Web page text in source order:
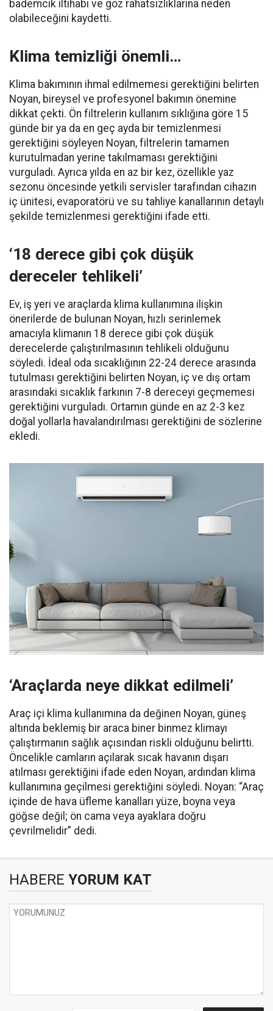
bademcik iltihabı ve göz rahatsızlıklarına neden
olabileceğini kaydetti.
Klima temizliği önemli…
Klima bakımının ihmal edilmemesi gerektiğini belirten
Noyan, bireysel ve profesyonel bakımın önemine
dikkat çekti. Ön filtrelerin kullanım sıklığına göre 15
günde bir ya da en geç ayda bir temizlenmesi
gerektiğini söyleyen Noyan, filtrelerin tamamen
kurutulmadan yerine takılmaması gerektiğini
vurguladı. Ayrıca yılda en az bir kez, özellikle yaz
sezonu öncesinde yetkili servisler tarafından cihazın
iç ünitesi, evaporatörü ve su tahliye kanallarının detaylı
şekilde temizlenmesi gerektiğini ifade etti.
‘18 derece gibi çok düşük
dereceler tehlikeli’
Ev, iş yeri ve araçlarda klima kullanımına ilişkin
önerilerde de bulunan Noyan, hızlı serinlemek
amacıyla klimanın 18 derece gibi çok düşük
derecelerde çalıştırılmasının tehlikeli olduğunu
söyledi. İdeal oda sıcaklığının 22-24 derece arasında
tutulması gerektiğini belirten Noyan, iç ve dış ortam
arasındaki sıcaklık farkının 7-8 dereceyi geçmemesi
gerektiğini vurguladı. Ortamın günde en az 2-3 kez
doğal yollarla havalandırılması gerektiğini de sözlerine
ekledi.
‘Araçlarda neye dikkat edilmeli’
Araç içi klima kullanımına da değinen Noyan, güneş
altında beklemiş bir araca biner binmez klimayı
çalıştırmanın sağlık açısından riskli olduğunu belirtti.
Öncelikle camların açılarak sıcak havanın dışarı
atılması gerektiğini ifade eden Noyan, ardından klima
kullanımına geçilmesi gerektiğini söyledi. Noyan: “Araç
içinde de hava üfleme kanalları yüze, boyna veya
göğse değil; ön cama veya ayaklara doğru
çevrilmelidir” dedi.
HABERE YORUM KAT